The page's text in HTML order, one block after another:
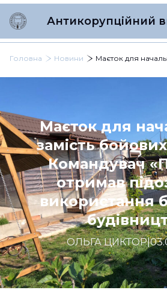
Антикорупційний
Головна Новини
Маєток для
замість
Командувач
отримав
використання
ОЛЬГА ЦИКТОР|